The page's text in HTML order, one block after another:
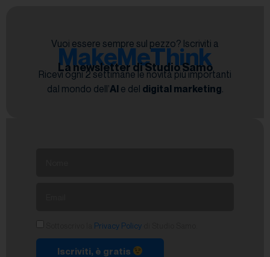
Vuoi essere sempre sul pezzo? Iscriviti a
MakeMeThink
La newsletter di Studio Samo
Ricevi ogni 2 settimane le novità più importanti
dal mondo dell’AI e del digital marketing.
Privacy Policy
Iscriviti, è gratis